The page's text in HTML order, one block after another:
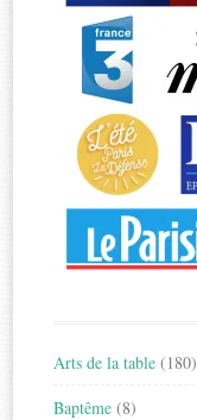
Arts de la table (180)
Baptême (8)